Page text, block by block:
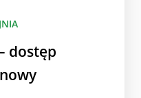
dostęp